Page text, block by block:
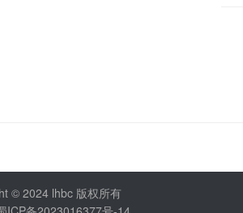
© 2024 lhbc 版权所有